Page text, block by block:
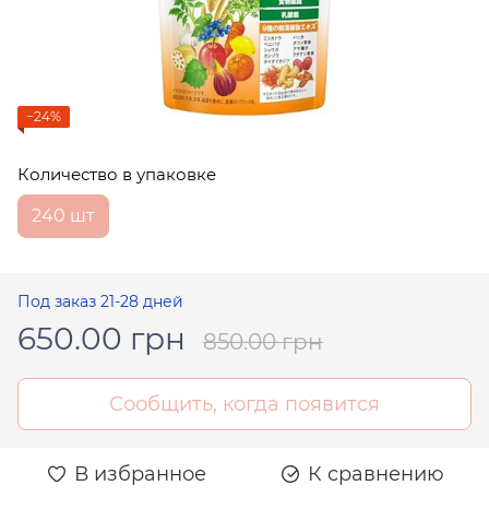
−24%
Количество в упаковке
240 шт
Под заказ 21-28 дней
650.00 грн 850.00 грн
Сообщить, когда появится
В избранное К сравнению